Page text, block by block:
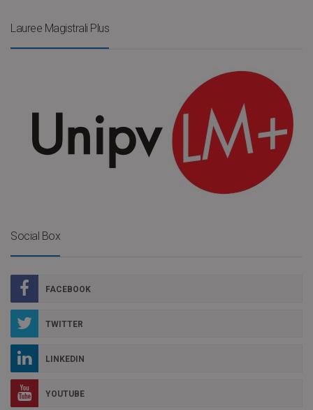
Lauree Magistrali Plus
Social Box
FACEBOOK
TWITTER
LINKEDIN
YOUTUBE